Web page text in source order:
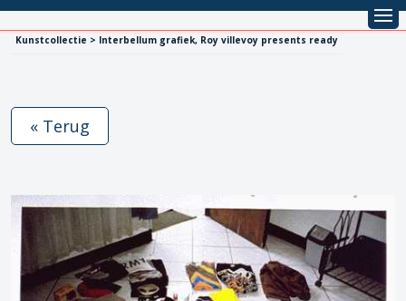
Kunstcollectie > Interbellum grafiek, Roy villevoy presents ready
« Terug